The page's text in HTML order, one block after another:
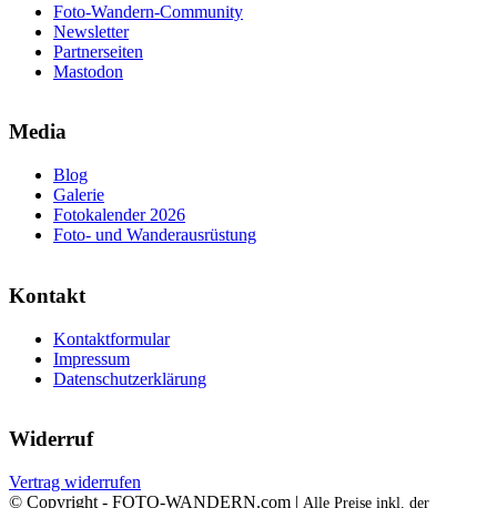
Foto-Wandern-Community
Newsletter
Partnerseiten
Mastodon
Media
Blog
Galerie
Fotokalender 2026
Foto- und Wanderausrüstung
Kontakt
Kontaktformular
Impressum
Datenschutzerklärung
Widerruf
Vertrag widerrufen
© Copyright - FOTO-WANDERN.com | Alle Preise inkl. der